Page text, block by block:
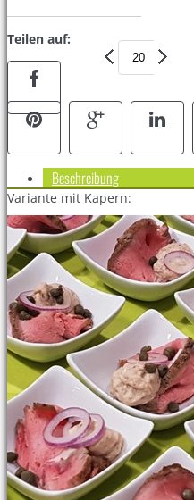
Teilen auf:
Beschreibung
Variante mit Kapern: